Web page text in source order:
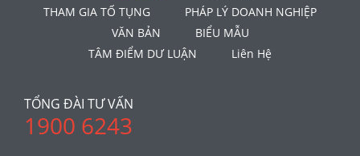
THAM GIA TỐ TỤNG
PHÁP LÝ DOANH NGHIỆP
VĂN BẢN
BIỂU MẪU
TÂM ĐIỂM DƯ LUẬN
Liên Hệ
TỔNG ĐÀI TƯ VẤN
1900 6243